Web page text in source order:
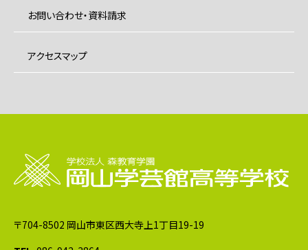
お問い合わせ・資料請求
アクセスマップ
〒704-8502 岡山市東区西大寺上1丁目19-19